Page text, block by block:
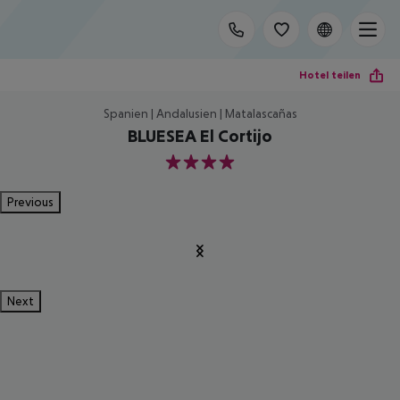
Hotel teilen
Spanien | Andalusien | Matalascañas
BLUESEA El Cortijo
4
Previous
Next